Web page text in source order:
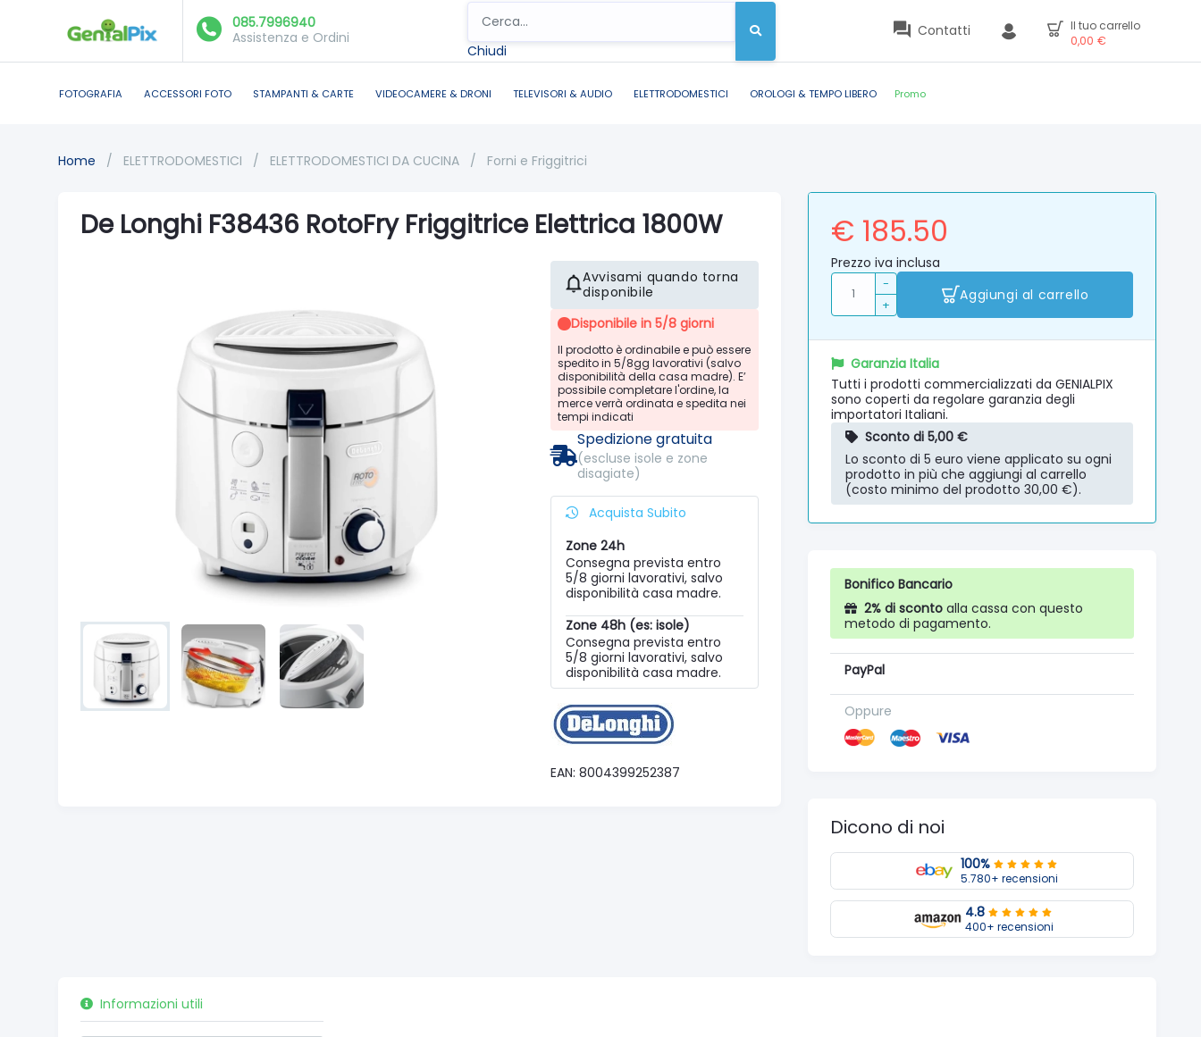
085.7996940
Assistenza e Ordini
Chiudi
Contatti
Il tuo carrello
0,00 €
FOTOGRAFIA ACCESSORI FOTO STAMPANTI & CARTE VIDEOCAMERE & DRONI TELEVISORI & AUDIO ELETTRODOMESTICI OROLOGI & TEMPO LIBERO Promo
Home / ELETTRODOMESTICI / ELETTRODOMESTICI DA CUCINA / Forni e Friggitrici
De Longhi F38436 RotoFry Friggitrice Elettrica 1800W
Avvisami quando torna
disponibile
Disponibile in 5/8 giorni
Il prodotto è ordinabile e può essere
spedito in 5/8gg lavorativi (salvo
disponibilità della casa madre). E’
possibile completare l'ordine, la
merce verrà ordinata e spedita nei
tempi indicati
Spedizione gratuita
(escluse isole e zone
disagiate)
Acquista Subito
Zone 24h
Consegna prevista entro
5/8 giorni lavorativi, salvo
disponibilità casa madre.
Zone 48h (es: isole)
Consegna prevista entro
5/8 giorni lavorativi, salvo
disponibilità casa madre.
EAN: 8004399252387
€ 185.50
Prezzo iva inclusa
-
+
Aggiungi al carrello
Garanzia Italia
Tutti i prodotti commercializzati da GENIALPIX
sono coperti da regolare garanzia degli
importatori Italiani.
Sconto di 5,00 €
Lo sconto di 5 euro viene applicato su ogni
prodotto in più che aggiungi al carrello
(costo minimo del prodotto 30,00 €).
Bonifico Bancario
2% di sconto alla cassa con questo
metodo di pagamento.
PayPal
Oppure
Dicono di noi
100%
5.780+ recensioni
4.8
400+ recensioni
Informazioni utili